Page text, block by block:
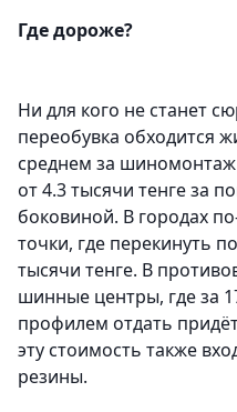
Где дороже?
Ни для кого не станет
переобувка обходится
среднем за шиномонтаж
от 4.3 тысячи тенге за
боковиной. В городах
точки, где перекинуть
тысячи тенге. В
шинные центры, где за
профилем отдать
эту стоимость также
резины.